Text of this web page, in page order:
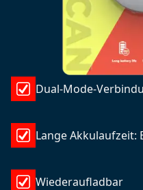
Dual-Mode-
Lange Akkulaufzeit:
Wiederaufladbar